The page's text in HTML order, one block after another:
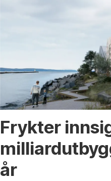
Frykter
år